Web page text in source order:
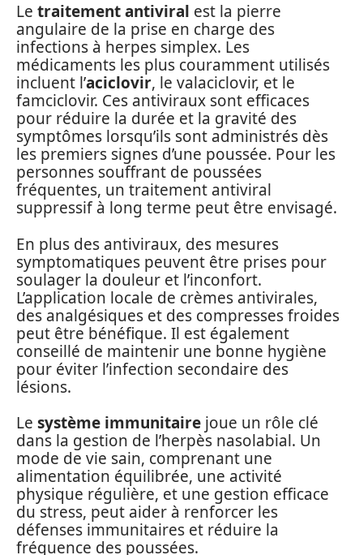
Le traitement antiviral est la pierre
angulaire de la prise en charge des
infections à herpes simplex. Les
médicaments les plus couramment utilisés
incluent l’aciclovir, le valaciclovir, et le
famciclovir. Ces antiviraux sont efficaces
pour réduire la durée et la gravité des
symptômes lorsqu’ils sont administrés dès
les premiers signes d’une poussée. Pour les
personnes souffrant de poussées
fréquentes, un traitement antiviral
suppressif à long terme peut être envisagé.
En plus des antiviraux, des mesures
symptomatiques peuvent être prises pour
soulager la douleur et l’inconfort.
L’application locale de crèmes antivirales,
des analgésiques et des compresses froides
peut être bénéfique. Il est également
conseillé de maintenir une bonne hygiène
pour éviter l’infection secondaire des
lésions.
Le système immunitaire joue un rôle clé
dans la gestion de l’herpès nasolabial. Un
mode de vie sain, comprenant une
alimentation équilibrée, une activité
physique régulière, et une gestion efficace
du stress, peut aider à renforcer les
défenses immunitaires et réduire la
fréquence des poussées.